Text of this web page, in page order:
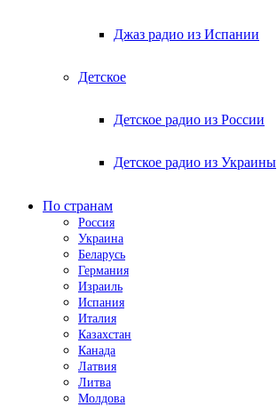
Джаз радио из Испании
Детское
Детское радио из России
Детское радио из Украины
По странам
Россия
Украина
Беларусь
Германия
Израиль
Испания
Италия
Казахстан
Канада
Латвия
Литва
Молдова